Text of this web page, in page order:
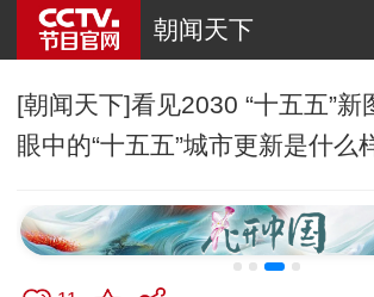
朝闻天下
[朝闻天下]看见2030 “十五五”新
眼中的“十五五”城市更新是什么